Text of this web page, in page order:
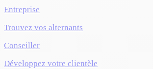
Entreprise
Trouvez vos alternants
Conseiller
Développez votre clientèle